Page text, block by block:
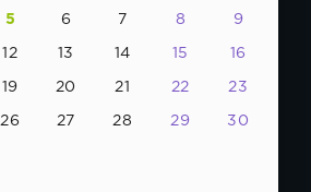
5 6 7 8 9
12 13 14 15 16
19 20 21 22 23
26 27 28 29 30